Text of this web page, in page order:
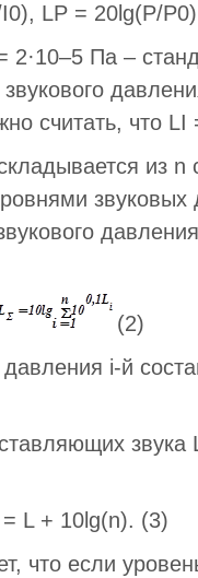
LP = 20lg(P/
2·10–5 Па –
звукового
считать, что LI
из
(2)
давления i-й
L + 10lg(n). (3)
что если